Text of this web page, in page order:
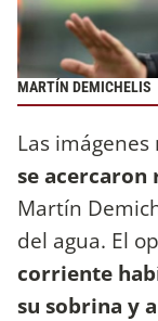
MARTÍN DEMICHELIS
Las
se
Martín
del agua. El
corriente
su sobrina y